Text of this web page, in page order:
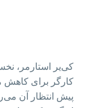
کی‌یر استارمر،
کارگر برای کاهش
پیش انتظار آن